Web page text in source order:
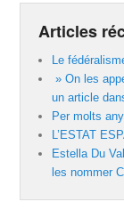
Articles
Le
» On les
un article
Per molts
L’ESTAT
Estella Du
les nommer